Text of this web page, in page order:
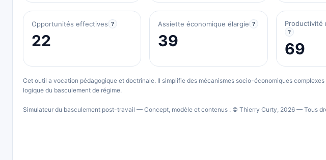
Opportunités effectives ?
22
Assiette économique élargie ?
39
Productivité
?
69
Cet outil a vocation pédagogique et doctrinale. Il simplifie des mécanismes socio-économiques
logique du basculement de régime.
Simulateur du basculement post-travail — Concept, modèle et contenus : © Thierry Curty, 2026 — Tous